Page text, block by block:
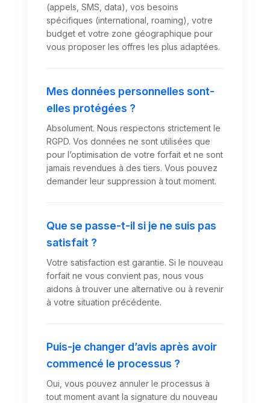
(appels, SMS, data), vos besoins
spécifiques (international, roaming), votre
budget et votre zone géographique pour
vous proposer les offres les plus adaptées.
Mes données personnelles sont-
elles protégées ?
Absolument. Nous respectons strictement le
RGPD. Vos données ne sont utilisées que
pour l’optimisation de votre forfait et ne sont
jamais revendues à des tiers. Vous pouvez
demander leur suppression à tout moment.
Que se passe-t-il si je ne suis pas
satisfait ?
Votre satisfaction est garantie. Si le nouveau
forfait ne vous convient pas, nous vous
aidons à trouver une alternative ou à revenir
à votre situation précédente.
Puis-je changer d’avis après avoir
commencé le processus ?
Oui, vous pouvez annuler le processus à
tout moment avant la signature du nouveau